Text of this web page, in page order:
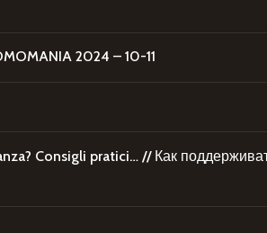
2024 – 10-11
Consigli pratici… // Как